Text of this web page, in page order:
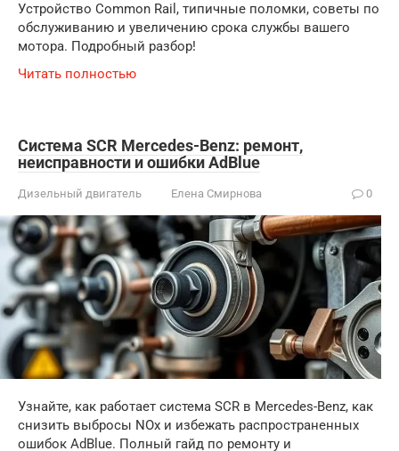
Устройство Common Rail, типичные поломки, советы по
обслуживанию и увеличению срока службы вашего
мотора. Подробный разбор!
Читать полностью
Система SCR Mercedes-Benz: ремонт,
неисправности и ошибки AdBlue
Дизельный двигатель Елена Смирнова 0
Узнайте, как работает система SCR в Mercedes-Benz, как
снизить выбросы NOx и избежать распространенных
ошибок AdBlue. Полный гайд по ремонту и